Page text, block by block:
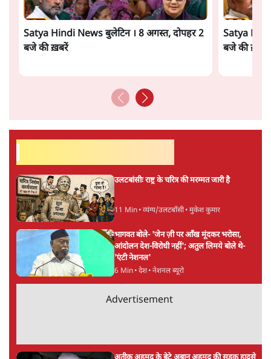
Satya Hindi News बुलेटिन । 8 अगस्त, दोपहर 2
बजे की ख़बरें
Satya
बजे की ख़बरें
उलटबांसीः राष्ट्र के चरित्र की मरम्मत जारी है
11 Min• व्यंग्य/उलटबाँसी• मुकेश कुमार
भागवत बोले- 'जेन ज़ी पर आँख मूंदकर भरोसा,
आंदोलन देश-विरोधी नहीं'; अतुल लिमये बोले थे-
'एंटी नेशनल'
6 Min• देश• नेशनल ब्यूरो
Advertisement